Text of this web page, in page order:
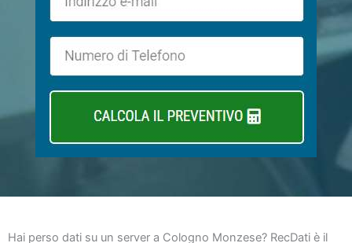
Hai perso dati su un server a Cologno Monzese? RecDati è il